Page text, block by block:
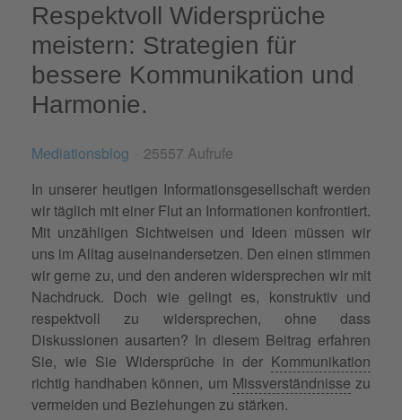
Respektvoll Widersprüche
meistern: Strategien für
bessere Kommunikation und
Harmonie.
Mediationsblog
25557 Aufrufe
In unserer heutigen Informationsgesellschaft werden
wir täglich mit einer Flut an Informationen konfrontiert.
Mit unzähligen Sichtweisen und Ideen müssen wir
uns im Alltag auseinandersetzen. Den einen stimmen
wir gerne zu, und den anderen widersprechen wir mit
Nachdruck. Doch wie gelingt es, konstruktiv und
respektvoll zu widersprechen, ohne dass
Diskussionen ausarten? In diesem Beitrag erfahren
Sie, wie Sie Widersprüche in der Kommunikation
richtig handhaben können, um Missverständnisse zu
vermeiden und Beziehungen zu stärken.